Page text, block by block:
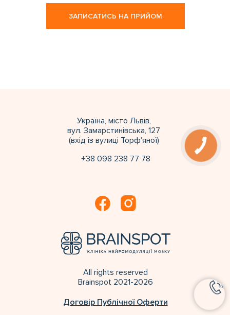
ЗАПИСАТИСЬ НА ПРИЙОМ
All rights reserved
Brainspot 2021-2026
+38 098 238 77 78
Україна, місто Львів,
вул. Замарстинівська, 127
(вхід із вулиці Торф'яної)
Договір Публічної Оферти